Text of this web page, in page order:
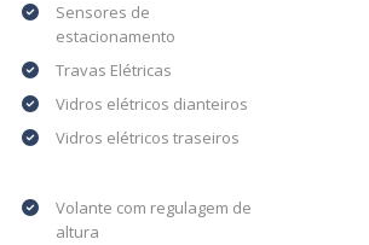
Sensores de
estacionamento
Travas Elétricas
Vidros elétricos dianteiros
Vidros elétricos traseiros
Volante com regulagem de
altura